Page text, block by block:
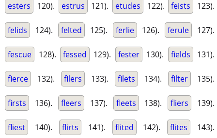
esters 120). estrus 121). etudes 122). feists 123).
felids 124). felted 125). ferlie 126). ferule 127).
fescue 128). fessed 129). fester 130). fields 131).
fierce 132). filers 133). filets 134). filter 135).
firsts 136). fleers 137). fleets 138). fliers 139).
fliest 140). flirts 141). flited 142). flites 143).